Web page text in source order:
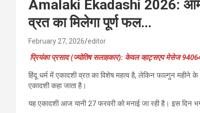
Amalaki Ekadashi 2026:
व्रत का मिलेगा पूर्ण फल…
February 27, 2026 editor
प्रियंका प्रसाद (ज्योतिष सलाहकार): केवल व्हाट्सएप मेसेज
हिंदू धर्म में एकादशी व्रत का विशेष महत्व है, लेकिन फाल्गुन महीने
एकादशी कहा जाता है।
यह एकादशी आज यानी 27 फरवरी को मनाई जा रही है। इस दिन